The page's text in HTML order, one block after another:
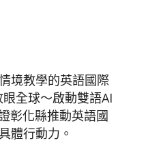
網
境教學的英語國際
全球～啟動雙語AI
彰化縣推動英語國
體行動力。